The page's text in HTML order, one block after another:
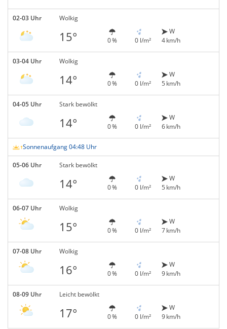
02-03 Uhr Wolkig
15° 0 % 0 l/m²
W
4 km/h
03-04 Uhr Wolkig
14° 0 % 0 l/m²
W
5 km/h
04-05 Uhr Stark bewölkt
14° 0 % 0 l/m²
W
6 km/h
Sonnenaufgang 04:48 Uhr
05-06 Uhr Stark bewölkt
14° 0 % 0 l/m²
W
5 km/h
06-07 Uhr Wolkig
15° 0 % 0 l/m²
W
7 km/h
07-08 Uhr Wolkig
16° 0 % 0 l/m²
W
9 km/h
08-09 Uhr Leicht bewölkt
17° 0 % 0 l/m²
W
9 km/h